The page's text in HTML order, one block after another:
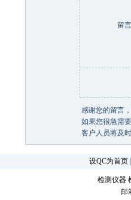
留
感谢您的留言
如果您很急需
客户人员将及
设QC为首页
检测仪器
邮